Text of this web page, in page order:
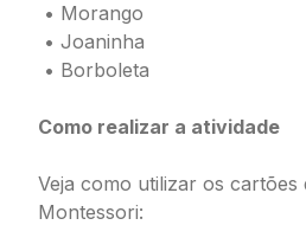
• Morango
• Joaninha
• Borboleta
Como realizar a atividade
Veja como utilizar os cartões
Montessori: